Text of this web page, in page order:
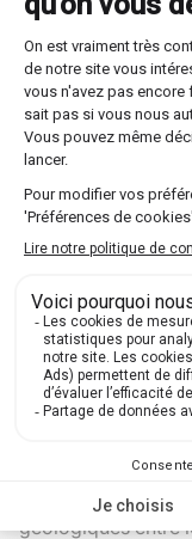
émergées autour
terrestres se
modifiant les
mondial.
Le mouvement
continuedu
périodiquement
chercheurs
sécurité des
Dérive des
historique
Cette théorie
explique
former la
des preuves
géologiques entre